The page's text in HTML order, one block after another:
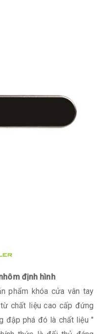
định hình
phẩm khóa cửa vân tay
chất liệu cao cấp đứng
đập phá đó là chất liệu "